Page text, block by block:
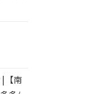
|【南